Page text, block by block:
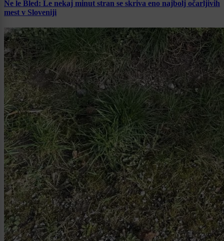
Ne le Bled: Le nekaj minut stran se skriva eno najbolj očarljivih
mest v Sloveniji